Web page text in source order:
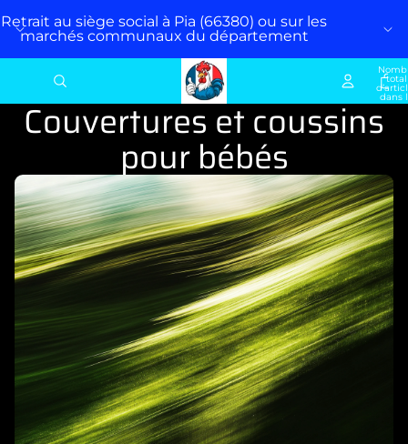
Retrait au siège social à Pia (66380) ou sur les
marchés communaux du département
total
dans
Couvertures et coussins
pour bébés